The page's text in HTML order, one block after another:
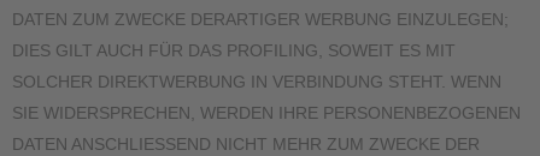
DATEN ZUM ZWECKE DERARTIGER WERBUNG EINZULEGEN;
DIES GILT AUCH FÜR DAS PROFILING, SOWEIT ES MIT
SOLCHER DIREKTWERBUNG IN VERBINDUNG STEHT. WENN
SIE WIDERSPRECHEN, WERDEN IHRE PERSONENBEZOGENEN
DATEN ANSCHLIESSEND NICHT MEHR ZUM ZWECKE DER